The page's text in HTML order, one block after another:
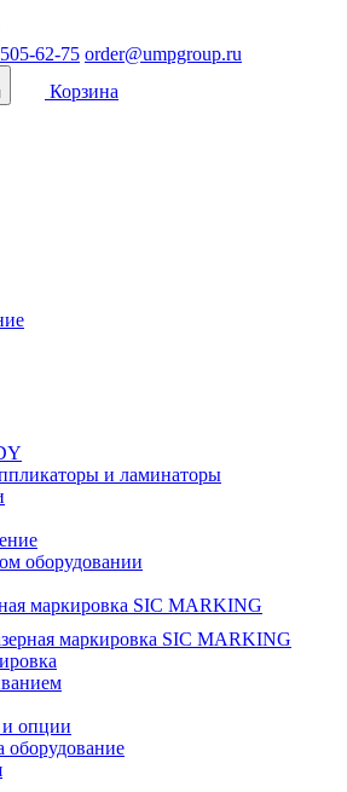
62-75 order@umpgroup.ru
Корзина
и ламинаторы
оборудовании
маркировка SIC MARKING
маркировка SIC MARKING
и опции
оборудование